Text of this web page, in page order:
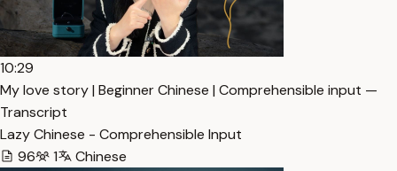
10:29
My love story | Beginner Chinese | Comprehensible input —
Transcript
Lazy Chinese - Comprehensible Input
96
1 Chinese